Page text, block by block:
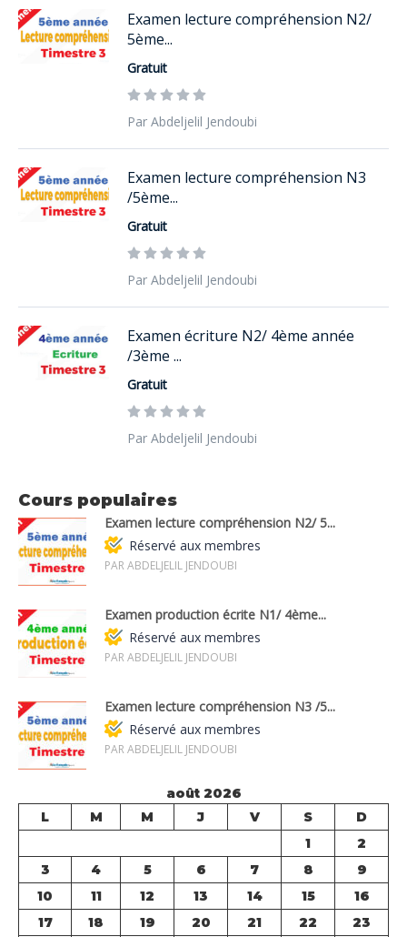
Examen lecture compréhension N2/
5ème...
Gratuit
Par Abdeljelil Jendoubi
Examen lecture compréhension N3
/5ème...
Gratuit
Par Abdeljelil Jendoubi
Examen écriture N2/ 4ème année
/3ème ...
Gratuit
Par Abdeljelil Jendoubi
Cours populaires
Examen lecture compréhension N2/ 5...
Réservé aux membres
PAR ABDELJELIL JENDOUBI
Examen production écrite N1/ 4ème...
Réservé aux membres
PAR ABDELJELIL JENDOUBI
Examen lecture compréhension N3 /5...
Réservé aux membres
PAR ABDELJELIL JENDOUBI
août 2026
L
M M J V S
D
1
2
3
4 5 6 7 8
9
10
11 12 13 14 15
16
17
18 19 20 21 22
23